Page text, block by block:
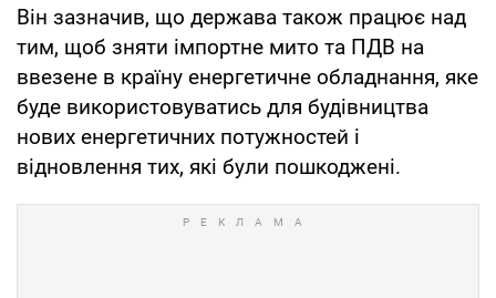
Він зазначив, що держава також працює над
тим, щоб зняти імпортне мито та ПДВ на
ввезене в країну енергетичне обладнання, яке
буде використовуватись для будівництва
нових енергетичних потужностей і
відновлення тих, які були пошкоджені.